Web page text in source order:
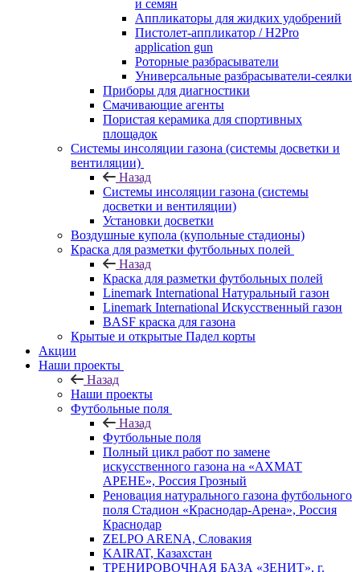
и семян
Аппликаторы для жидких удобрений
Пистолет-аппликатор / H2Pro
application gun
Роторные разбрасыватели
Универсальные разбрасыватели-сеялки
Приборы для диагностики
Смачивающие агенты
Пористая керамика для спортивных
площадок
Системы инсоляции газона (системы досветки и
вентиляции)
Назад
Системы инсоляции газона (системы
досветки и вентиляции)
Установки досветки
Воздушные купола (купольные стадионы)
Краска для разметки футбольных полей
Назад
Краска для разметки футбольных полей
Linemark International Натуральный газон
Linemark International Искусственный газон
BASF краска для газона
Крытые и открытые Падел корты
Акции
Наши проекты
Назад
Наши проекты
Футбольные поля
Назад
Футбольные поля
Полный цикл работ по замене
искусственного газона на «АХМАТ
АРЕНЕ», Россия Грозный
Реновация натурального газона футбольного
поля Стадион «Краснодар-Арена», Россия
Краснодар
ZELPO ARENA, Словакия
KAIRAT, Казахстан
ТРЕНИРОВОЧНАЯ БАЗА «ЗЕНИТ», г.